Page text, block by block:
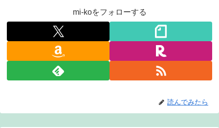
mi-koをフォローする
読んでみたら